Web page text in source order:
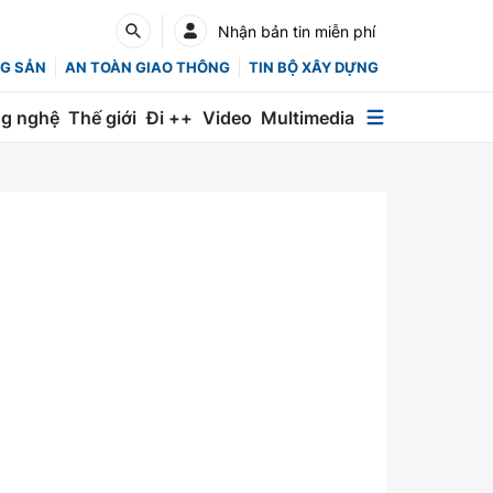
Nhận bản tin miễn phí
SẢN AN TOÀN GIAO THÔNG TIN BỘ XÂY DỰNG
nghệ Thế giới Đi ++ Video Multimedia